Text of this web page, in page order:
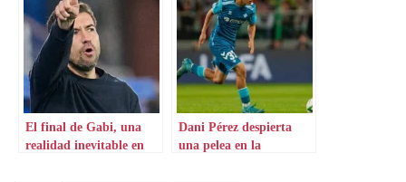
El final de Gabi, una
realidad inevitable en
Dani Pérez despierta
una pelea en la